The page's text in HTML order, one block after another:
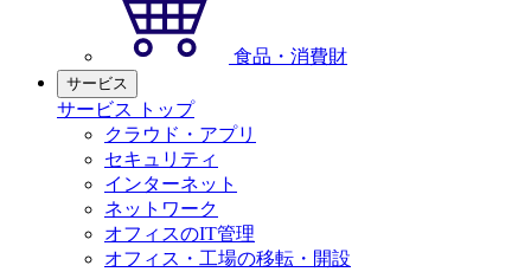
食品・消費財
サービス
サービス トップ
クラウド・アプリ
セキュリティ
インターネット
ネットワーク
オフィスのIT管理
オフィス・工場の移転・開設